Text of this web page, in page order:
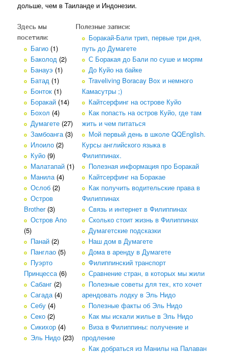
дольше, чем в Таиланде и Индонезии.
Здесь мы
посетили:
Багио (1)
Баколод (2)
Банауэ (1)
Батад (1)
Бонток (1)
Боракай (14)
Бохол (4)
Думагете (27)
Замбоанга(3)
Илоило (2)
Куйо (9)
Малатапай (1)
Манила(4)
Ослоб (2)
Остров
Brother(3)
Остров Апо
(5)
Панай (2)
Панглао (5)
Пуэрто
Принцесса(6)
Сабанг (2)
Сагада(4)
Себу (4)
Секо (2)
Сикихор (4)
Эль Нидо (23)
Полезные записи:
Боракай-Бали трип, первые три дня,
путь до Думагете
С Боракая до Бали по суше и морям
До Куйо на байке
Traveliving Boracay Box и немного
Камасутры ;)
Кайтсерфинг на острове Куйо
Как попасть на остров Куйо, где там
жить и чем питаться
Мой первый день в школе QQEnglish.
Курсы английского языка в
Филиппинах.
Полезная информация про Боракай
Кайтсерфинг на Боракае
Как получить водительские права в
Филиппинах
Связь и интернет в Филиппинах
Сколько стоит жизнь в Филиппинах
Думагетские подсказки
Наш дом в Думагете
Дома в аренду в Думагете
Филиппинский транспорт
Сравнение стран, в которых мы жили
Полезные советы для тех, кто хочет
арендовать лодку в Эль Нидо
Полезные факты об Эль Нидо
Как мы искали жилье в Эль Нидо
Виза в Филиппины: получение и
продление
Как добраться из Манилы на Палаван